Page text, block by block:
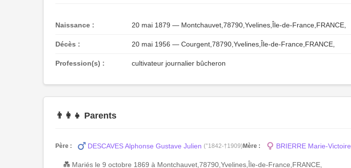
Naissance : 20 mai 1879 — Montchauvet,78790,Yvelines,Île-de-France,FRANCE,
Décès : 20 mai 1956 — Courgent,78790,Yvelines,Île-de-France,FRANCE,
Profession(s) : cultivateur journalier bûcheron
👨‍👩‍👧 Parents
Père : DESCAVES Alphonse Gustave Julien (°1842-†1909)Mère : BRIERRE Marie-Victoire
💑 Mariés le 9 octobre 1869 à Montchauvet,78790,Yvelines,Île-de-France,FRANCE,